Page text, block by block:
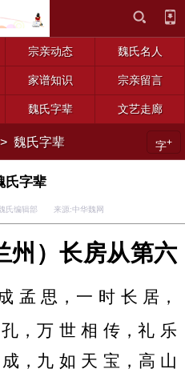
宗亲动态 魏氏名人
家谱知识 宗亲留言
魏氏字辈 文艺走廊
> 魏氏字辈 字+
氏字辈
氏编辑部 来源:中华魏网
州）长房从第六
孟 思，一 时 长 居，
孔，万 世 相 传，礼 乐
，九 如 天 宝，高 山